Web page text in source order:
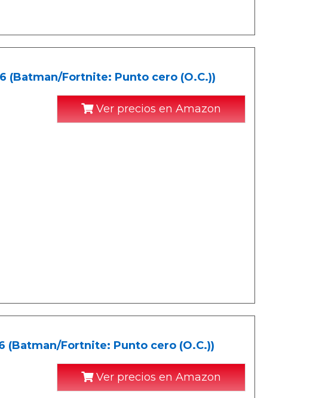
(Batman/Fortnite: Punto cero (O.C.))
Ver precios en Amazon
Fortnite: Punto cero (O.C.))
Ver precios en Amazon